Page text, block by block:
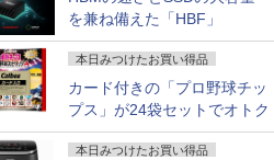
を兼ね備えた「HBF」
本日みつけたお買い得品
カード付きの「プロ野球チッ
プス」が24袋セットでオトク
本日みつけたお買い得品